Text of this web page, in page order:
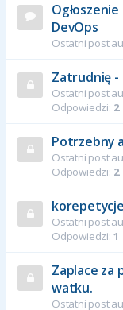
DevOps
Ostatni post
Zatrudnię -
Ostatni post
Odpowiedzi: 2
Potrzebny
Ostatni post
Odpowiedzi: 2
Ostatni post
Odpowiedzi: 1
Zaplace za
watku.
Ostatni post